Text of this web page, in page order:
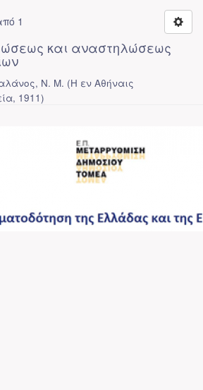
1
και αναστηλώσεως
Ν. Μ. (Η εν Αθήναις
, 1911)